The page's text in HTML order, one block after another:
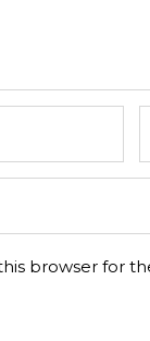
browser for